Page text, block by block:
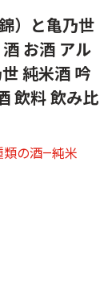
）と亀乃世
お酒 アル
純米酒 吟
飲料 飲み比
類の酒—純米